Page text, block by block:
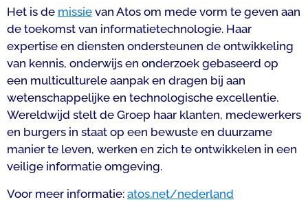
Het is de missie van Atos om mede vorm te geven aan
de toekomst van informatietechnologie. Haar
expertise en diensten ondersteunen de ontwikkeling
van kennis, onderwijs en onderzoek gebaseerd op
een multiculturele aanpak en dragen bij aan
wetenschappelijke en technologische excellentie.
Wereldwijd stelt de Groep haar klanten, medewerkers
en burgers in staat op een bewuste en duurzame
manier te leven, werken en zich te ontwikkelen in een
veilige informatie omgeving.
Voor meer informatie: atos.net/nederland